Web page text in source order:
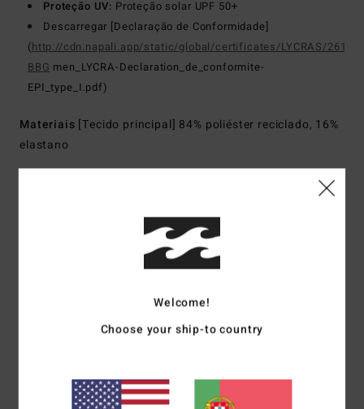
Proteção UV: Proteção solar UPF 50+
Descarregar [Declaração de Conformidade]
(http://cdn.napali.app/static/global/certificates/LYCRAS/261-
BBG men_LYCRA-Declaration_de_conformite-
EPI_type_I.pdf)
Materiais [Tecido principal] 84% poliéster reciclado, 16%
elastano
Avaliações dos clientes
Pontuação média
5.0/5
Welcome!
Choose your ship-to country